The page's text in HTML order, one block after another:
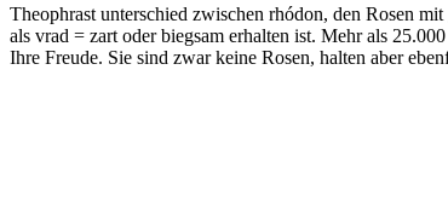
Theophrast unterschied zwischen rhódon, den Rosen
als vrad = zart oder biegsam erhalten ist. Mehr als
Ihre Freude. Sie sind zwar keine Rosen, halten aber